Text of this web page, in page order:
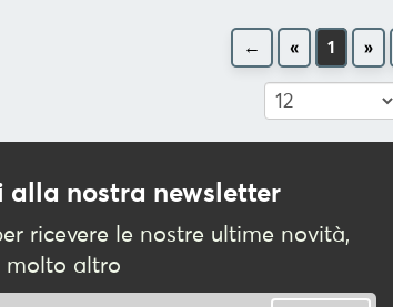
← « 1 »
alla nostra newsletter
ricevere le nostre ultime novità,
molto altro